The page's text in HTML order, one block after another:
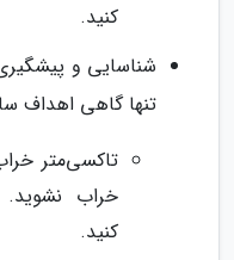
کنید.
شناسایی و
تنها گاهی اهداف
تاکسی‌متر
خراب نشوید.
کنید.